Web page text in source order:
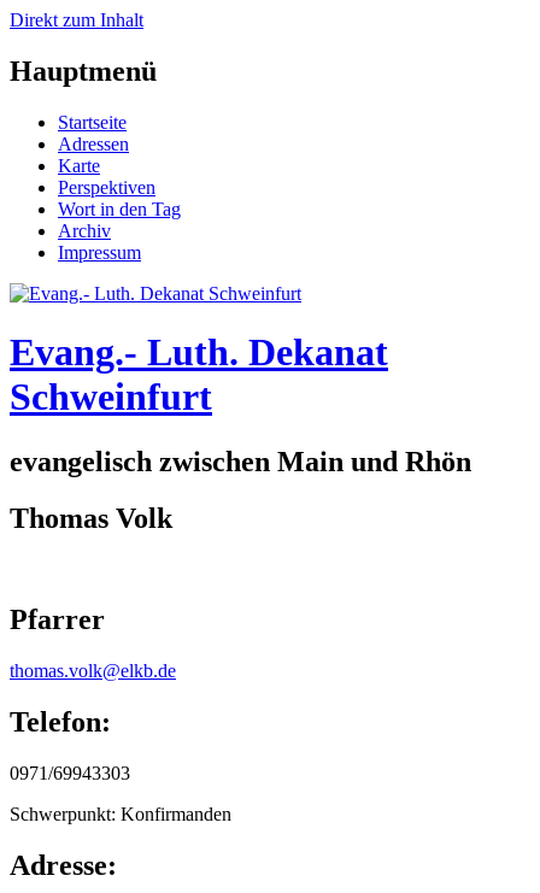
Direkt zum Inhalt
Hauptmenü
Startseite
Adressen
Karte
Perspektiven
Wort in den Tag
Archiv
Impressum
Evang.- Luth. Dekanat
Schweinfurt
evangelisch zwischen Main und Rhön
Thomas Volk
Pfarrer
thomas.volk@elkb.de
Telefon:
0971/69943303
Schwerpunkt: Konfirmanden
Adresse: